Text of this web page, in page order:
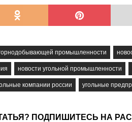
промышленности
новости угольной промышленности
компании россии угольные
ПОДПИШИТЕСЬ НА